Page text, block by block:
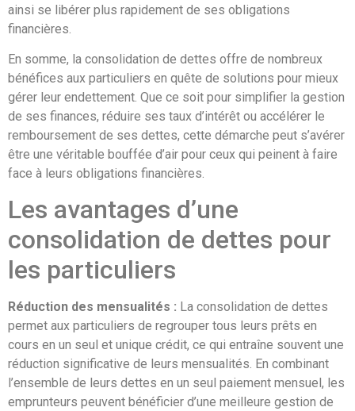
ainsi se libérer plus rapidement de ses obligations
financières.
En somme, la consolidation de dettes offre de nombreux
bénéfices aux particuliers en quête de solutions pour mieux
gérer leur endettement. Que ce soit pour simplifier la gestion
de ses finances, réduire ses taux d’intérêt ou accélérer le
remboursement de ses dettes, cette démarche peut s’avérer
être une véritable bouffée d’air pour ceux qui peinent à faire
face à leurs obligations financières.
Les avantages d’une
consolidation de dettes pour
les particuliers
Réduction des mensualités : La consolidation de dettes
permet aux particuliers de regrouper tous leurs prêts en
cours en un seul et unique crédit, ce qui entraîne souvent une
réduction significative de leurs mensualités. En combinant
l’ensemble de leurs dettes en un seul paiement mensuel, les
emprunteurs peuvent bénéficier d’une meilleure gestion de